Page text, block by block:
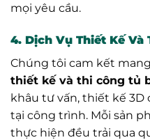
mọi yêu cầu.
4. Dịch Vụ Thiết Kế Và
Chúng tôi cam kết
thiết kế và thi công tủ
khâu tư vấn, thiết kế 3D
tại công trình. Mỗi sản
thực hiện đều trải qua